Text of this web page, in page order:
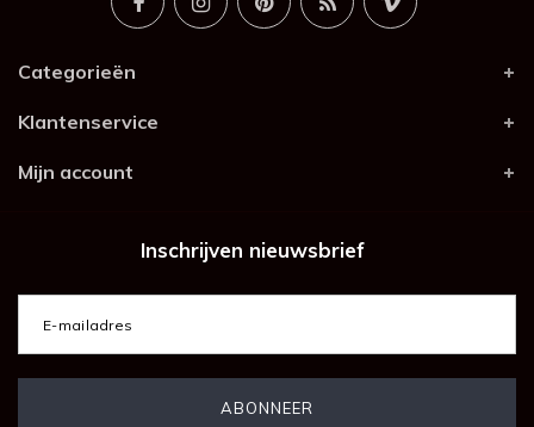
Categorieën
Klantenservice
Mijn account
Inschrijven nieuwsbrief